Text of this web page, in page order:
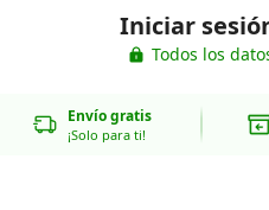
Iniciar
Todos los
Envío gratis
¡Solo para ti!